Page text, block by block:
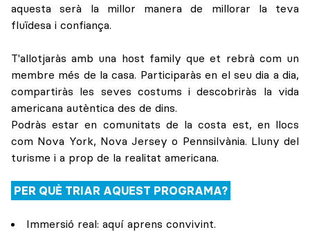
aquesta serà la millor manera de millorar la teva
fluïdesa i confiança.
T'allotjaràs amb una host family que et rebrà com un
membre més de la casa. Participaràs en el seu dia a dia,
compartiràs les seves costums i descobriràs la vida
americana autèntica des de dins.
Podràs estar en comunitats de la costa est, en llocs
com Nova York, Nova Jersey o Pennsilvània. Lluny del
turisme i a prop de la realitat americana.
PER QUÈ TRIAR AQUEST PROGRAMA?
Immersió real: aquí aprens convivint.